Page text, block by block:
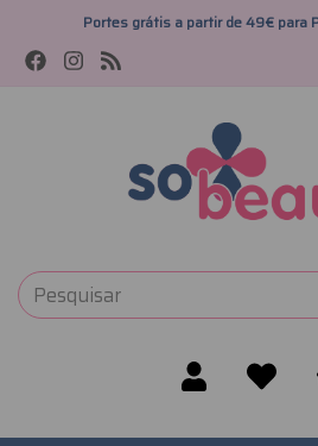
Portes grátis a partir de 49€ para